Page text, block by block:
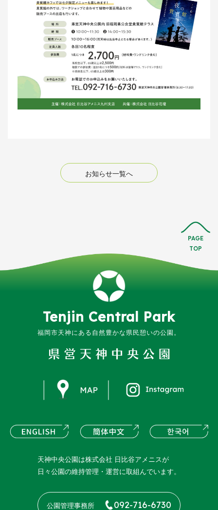
お知らせ一覧へ
PAGE
TOP
福岡市天神にある自然豊かな県民憩いの公園。
Tenjin Central Park
天神中央公園は株式会社 日比谷アメニスが
日々公園の維持管理・運営に取組んでいます。
公園管理事務所 092-716-6730
ENGLISH 簡体中文